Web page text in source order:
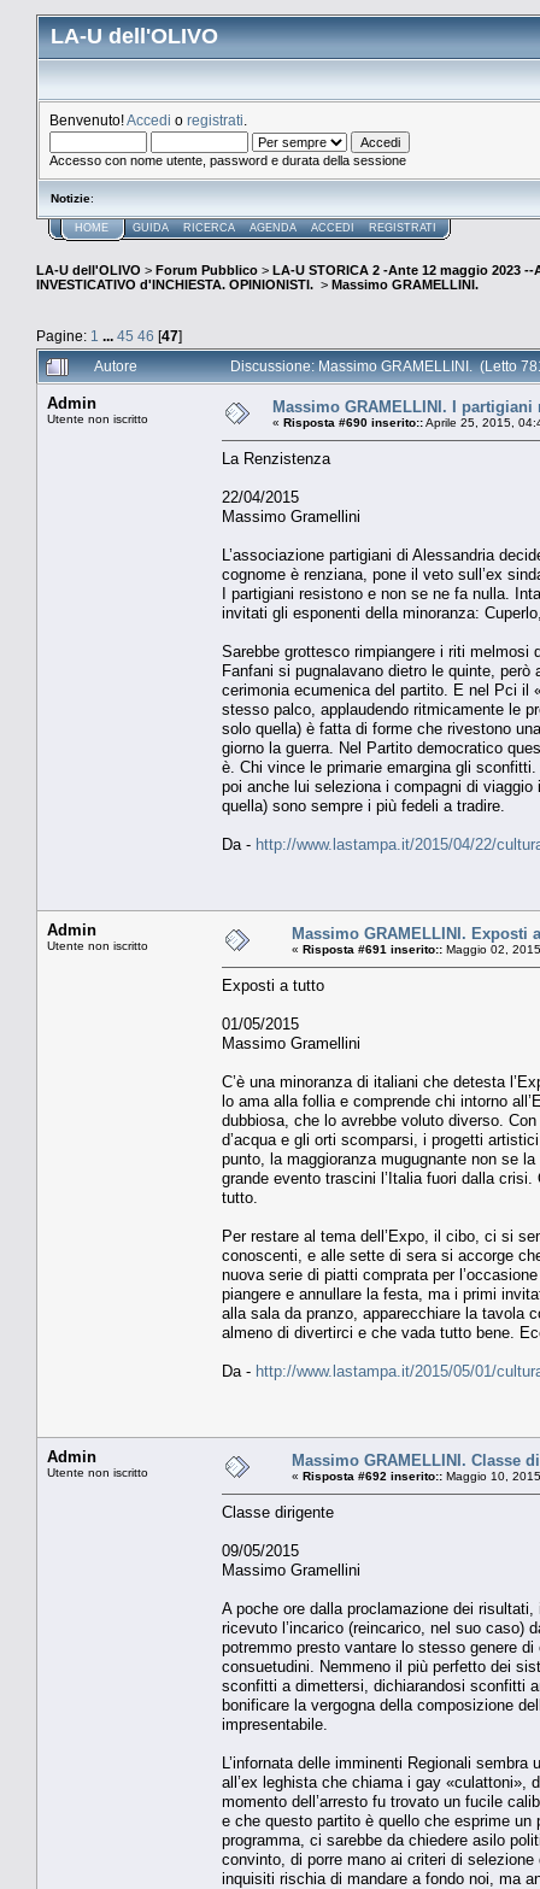
LA-U dell'OLIVO
Benvenuto!Accedi o registrati
Accesso con nome utente, password e durata della sessione
Notizie:
HOME GUIDA RICERCA AGENDA ACCEDI REGISTRATI
LA-U dell'OLIVO > Forum Pubblico > LA-U STORICA 2 -Ante 12 maggio 2023 --
INVESTICATIVO d'INCHIESTA. OPINIONISTI. > Massimo GRAMELLINI.
Pagine: 1 ... 45 46 [47]
Autore
Discussione: Massimo GRAMELLINI. (Letto
Admin
Utente non iscritto
Massimo GRAMELLINI. I
« Risposta #690 inserito::Aprile 25, 2015,
La Renzistenza
22/04/2015
Massimo Gramellini
L’associazione partigiani di Alessandria
cognome è renziana, pone il veto sull’ex
I partigiani resistono e non se ne fa nulla.
invitati gli esponenti della minoranza:
Sarebbe grottesco rimpiangere i riti
Fanfani si pugnalavano dietro le quinte,
cerimonia ecumenica del partito. E nel Pci il
stesso palco, applaudendo ritmicamente le
solo quella) è fatta di forme che rivestono
giorno la guerra. Nel Partito democratico
è. Chi vince le primarie emargina gli
poi anche lui seleziona i compagni di
quella) sono sempre i più fedeli a tradire.
Da - http://www.lastampa.it/2015/04/22/
Admin
Utente non iscritto
Massimo GRAMELLINI. Exposti
« Risposta #691 inserito:: Maggio 02,
Exposti a tutto
01/05/2015
Massimo Gramellini
C’è una minoranza di italiani che detesta
lo ama alla follia e comprende chi intorno
dubbiosa, che lo avrebbe voluto diverso.
d’acqua e gli orti scomparsi, i progetti
punto, la maggioranza mugugnante non se
grande evento trascini l’Italia fuori dalla
tutto.
Per restare al tema dell’Expo, il cibo, ci si
conoscenti, e alle sette di sera si accorge
nuova serie di piatti comprata per
piangere e annullare la festa, ma i primi
alla sala da pranzo, apparecchiare la tavola
almeno di divertirci e che vada tutto bene.
Da - http://www.lastampa.it/2015/05/01/
Admin
Utente non iscritto
Massimo GRAMELLINI. Classe
« Risposta #692 inserito:: Maggio 10,
Classe dirigente
09/05/2015
Massimo Gramellini
A poche ore dalla proclamazione dei
ricevuto l’incarico (reincarico, nel suo caso)
potremmo presto vantare lo stesso genere
consuetudini. Nemmeno il più perfetto dei
sconfitti a dimettersi, dichiarandosi sconfitti
bonificare la vergogna della composizione
impresentabile.
L’infornata delle imminenti Regionali
all’ex leghista che chiama i gay «culattoni»,
momento dell’arresto fu trovato un fucile
e che questo partito è quello che esprime
programma, ci sarebbe da chiedere asilo
convinto, di porre mano ai criteri di
inquisiti rischia di mandare a fondo noi, ma